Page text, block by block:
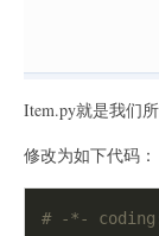
Item.py就是我们
修改为如下代码：
# -*-